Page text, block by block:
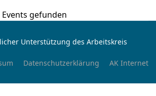
gefunden
Unterstützung des Arbeitskreis
Datenschutzerklärung AK Internet